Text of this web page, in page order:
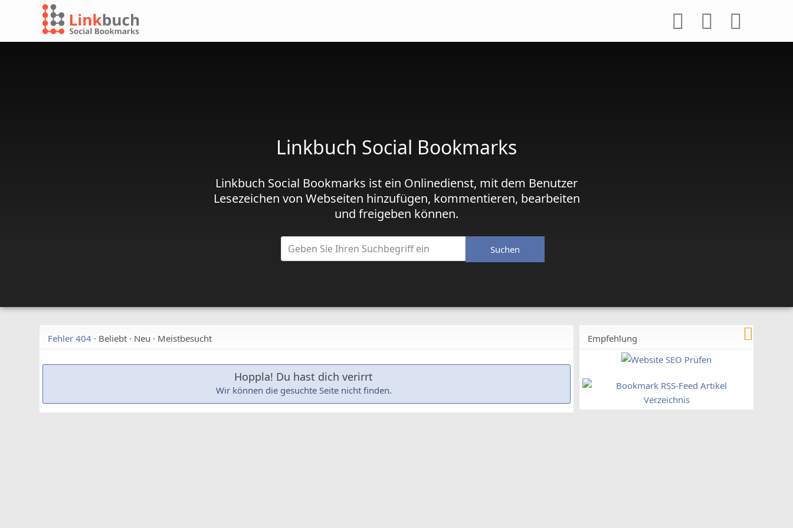
Linkbuch Social Bookmarks
Linkbuch Social Bookmarks ist ein Onlinedienst, mit dem Benutzer
Lesezeichen von Webseiten hinzufügen, kommentieren, bearbeiten
und freigeben können.
Fehler 404 · Beliebt · Neu · Meistbesucht
Hoppla! Du hast dich verirrt
Wir können die gesuchte Seite nicht finden.
Empfehlung